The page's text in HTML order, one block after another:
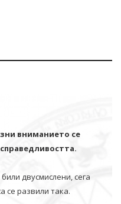
вниманието се
двусмислени, сега
се развили така.